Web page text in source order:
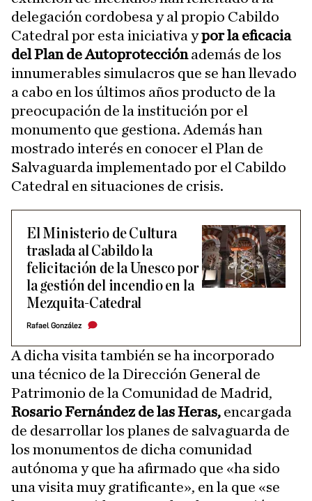
delegación cordobesa y al propio Cabildo
Catedral por esta iniciativa ypor la eficacia
del Plan de Autoprotecciónademás de los
innumerables simulacros que se han llevado
a cabo en los últimos años producto de la
preocupación de la institución por el
monumento que gestiona. Además han
mostrado interés en conocer el Plan de
Salvaguarda implementado por el Cabildo
Catedral en situaciones de crisis.
El Ministerio de Cultura
traslada al Cabildo la
felicitación de la Unesco por
la gestión del incendio en la
Mezquita-Catedral
Rafael González
A dicha visita también se ha incorporado
una técnico de la Dirección General de
Patrimonio de la Comunidad de Madrid,
Rosario Fernández de las Heras, encargada
de desarrollar los planes de salvaguarda de
los monumentos de dicha comunidad
autónoma y que ha afirmado que «ha sido
una visita muy gratificante», en la que «se